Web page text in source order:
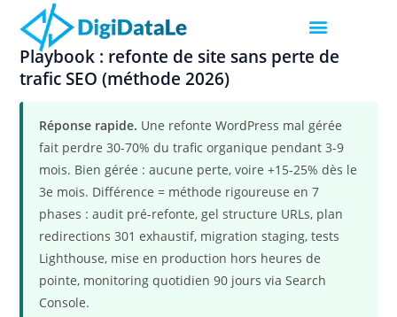
Playbook : refonte de site sans perte de
trafic SEO (méthode 2026)
Réponse rapide. Une refonte WordPress mal gérée
fait perdre 30-70% du trafic organique pendant 3-9
mois. Bien gérée : aucune perte, voire +15-25% dès le
3e mois. Différence = méthode rigoureuse en 7
phases : audit pré-refonte, gel structure URLs, plan
redirections 301 exhaustif, migration staging, tests
Lighthouse, mise en production hors heures de
pointe, monitoring quotidien 90 jours via Search
Console.